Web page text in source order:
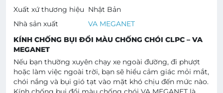
Xuất xứ thương hiệu Nhật Bản
Nhà sản xuất
VA MEGANET
KÍNH CHỐNG BỤI ĐỔI MÀU CHỐNG CHÓI CLPC – VA
MEGANET
Nếu bạn thường xuyên chạy xe ngoài đường, đi phượt
hoặc làm việc ngoài trời, bạn sẽ hiểu cảm giác mỏi mắt,
chói nắng và bụi gió tạt vào mặt khó chịu đến mức nào.